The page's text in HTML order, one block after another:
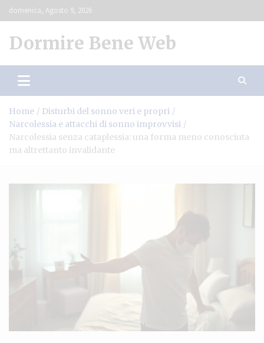
Skip
to
domenica, Agosto 9, 2026
Dormire Bene Web
Home
Disturbi del sonno veri e propri
Narcolessia e attacchi di sonno improvvisi
Narcolessia senza cataplessia: una forma meno conosciuta
ma altrettanto invalidante